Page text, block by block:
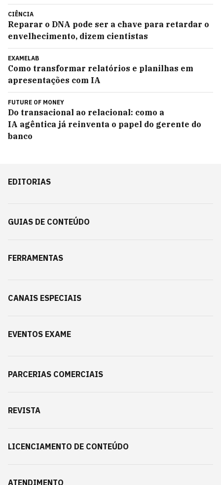
CIÊNCIA
Reparar o DNA pode ser a chave para retardar o
envelhecimento, dizem cientistas
EXAMELAB
Como transformar relatórios e planilhas em
apresentações com IA
FUTURE OF MONEY
Do transacional ao relacional: como a
IA agêntica já reinventa o papel do gerente do
banco
EDITORIAS
GUIAS DE CONTEÚDO
FERRAMENTAS
CANAIS ESPECIAIS
EVENTOS EXAME
PARCERIAS COMERCIAIS
REVISTA
LICENCIAMENTO DE CONTEÚDO
ATENDIMENTO